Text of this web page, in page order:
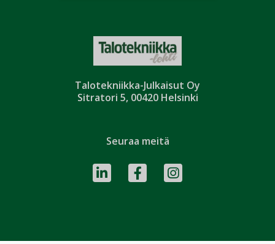
Talotekniikka-Julkaisut Oy
Sitratori 5, 00420 Helsinki
Seuraa meitä